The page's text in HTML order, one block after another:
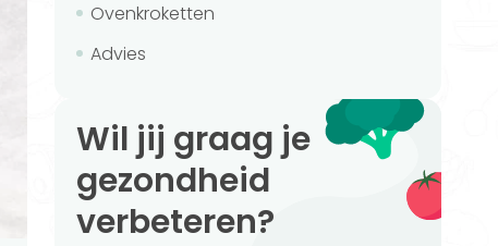
Ovenkroketten
Advies
Wil jij graag je
gezondheid
verbeteren?